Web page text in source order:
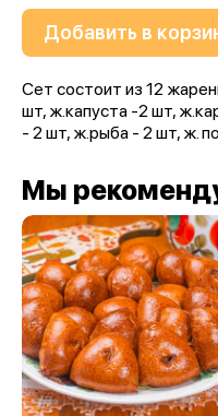
Добавить в
Сет состоит из 12
шт, ж.капуста -2 шт,
- 2 шт, ж.рыба - 2 шт, ж.
Мы